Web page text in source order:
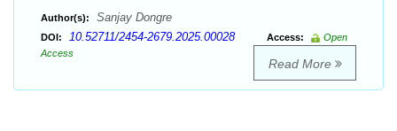
Author(s): Sanjay Dongre
DOI: 10.52711/2454-2679.2025.00028 Access:
Open
Access
Read More